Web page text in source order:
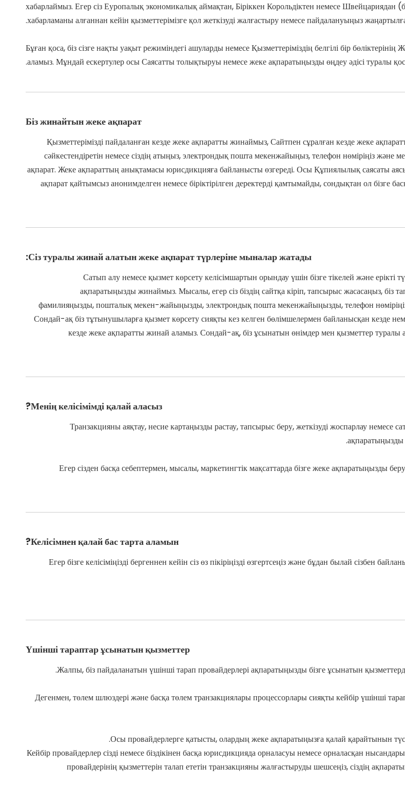
хабарлаймыз. Егер сіз Еуропалық экономикалық аймақтан, Біріккен Корольдіктен немесе Швейцариядан
хабарламаны алғаннан кейін қызметтерімізге қол жеткізуді жалғастыру немесе пайдалануыңыз
Бұған қоса, біз сізге нақты уақыт режиміндегі ашуларды немесе Қызметтеріміздің белгілі бір
аламыз. Мұндай ескертулер осы Саясатты толықтыруы немесе жеке ақпаратыңызды өңдеу әдісі туралы
Біз жинайтын жеке ақпарат
Қызметтерімізді пайдаланған кезде жеке ақпаратты жинаймыз, Сайтпен сұралған кезде жеке
сәйкестендіретін немесе сіздің атыңыз, электрондық пошта мекенжайыңыз, телефон нөміріңіз
ақпарат. Жеке ақпараттың анықтамасы юрисдикцияға байланысты өзгереді. Осы Құпиялылық саясаты
ақпарат қайтымсыз анонимделген немесе біріктірілген деректерді қамтымайды, сондықтан ол бізге
Сіз туралы жинай алатын жеке ақпарат түрлеріне мыналар жатады:
Сатып алу немесе қызмет көрсету келісімшартын орындау үшін бізге тікелей және ерікті
ақпаратыңызды жинаймыз. Мысалы, егер сіз біздің сайтқа кіріп, тапсырыс жасасаңыз, біз
фамилияңызды, пошталық мекен-жайыңызды, электрондық пошта мекенжайыңызды, телефон
Сондай-ақ біз тұтынушыларға қызмет көрсету сияқты кез келген бөлімшелермен байланысқан кезде
кезде жеке ақпаратты жинай аламыз. Сондай-ақ, біз ұсынатын өнімдер мен қызметтер
Менің келісімімді қалай аласыз?
Транзакцияны аяқтау, несие картаңызды растау, тапсырыс беру, жеткізуді жоспарлау немесе
ақпаратыңызды
Егер сізден басқа себептермен, мысалы, маркетингтік мақсаттарда бізге жеке ақпаратыңызды
Келісімнен қалай бас тарта аламын?
Егер бізге келісіміңізді бергеннен кейін сіз өз пікіріңізді өзгертсеңіз және бұдан былай сізбен
Үшінші тараптар ұсынатын қызметтер
Жалпы, біз пайдаланатын үшінші тарап провайдерлері ақпаратыңызды бізге ұсынатын
Дегенмен, төлем шлюздері және басқа төлем транзакциялары процессорлары сияқты кейбір үшінші
Осы провайдерлерге қатысты, олардың жеке ақпаратыңызға қалай қарайтынын
Кейбір провайдерлер сізді немесе біздікінен басқа юрисдикцияда орналасуы немесе орналасқан
провайдерінің қызметтерін талап ететін транзакцияны жалғастыруды шешсеңіз, сіздің